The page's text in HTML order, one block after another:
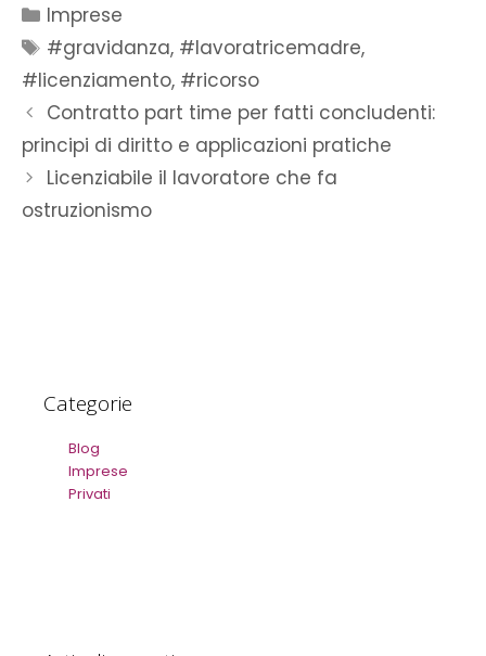
Imprese
#gravidanza, #lavoratricemadre,
#licenziamento, #ricorso
Contratto part time per fatti concludenti:
principi di diritto e applicazioni pratiche
Licenziabile il lavoratore che fa
ostruzionismo
Categorie
Blog
Imprese
Privati